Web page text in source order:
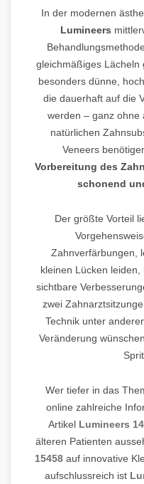
In der modernen
Lumineers
gleichmäßiges Lächeln
besonders dünne,
die dauerhaft auf die
werden – ganz ohne
natürlichen
Veneers
Vorbereitung des
schonend
Der größte Vorteil
Zahnverfärbungen,
kleinen Lücken
sichtbare
zwei
Technik unter
Veränderung
Wer tiefer in das
online zahlreiche
Artikel Lumineers
älteren Patienten
15458 auf innovative
aufschlussreich ist